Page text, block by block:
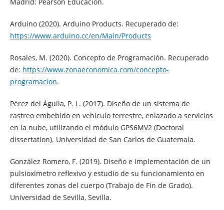
Arduino (2020). Arduino Products. Recuperado de:
https://www.arduino.cc/en/Main/Products
Rosales, M. (2020). Concepto de Programación. Recuperado
de: https://www.zonaeconomica.com/concepto-
programacion.
Pérez del Águila, P. L. (2017). Diseño de un sistema de
rastreo embebido en vehículo terrestre, enlazado a servicios
en la nube, utilizando el módulo GPS6MV2 (Doctoral
dissertation). Universidad de San Carlos de Guatemala.
González Romero, F. (2019). Diseño e implementación de un
pulsioxímetro reflexivo y estudio de su funcionamiento en
diferentes zonas del cuerpo (Trabajo de Fin de Grado).
Universidad de Sevilla, Sevilla.